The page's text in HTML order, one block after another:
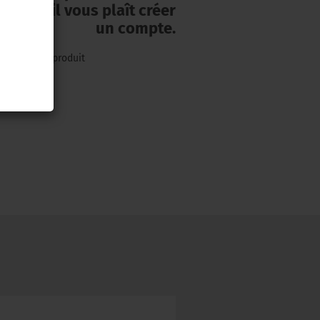
s`il vous plaît créer
un compte.
sur le produit